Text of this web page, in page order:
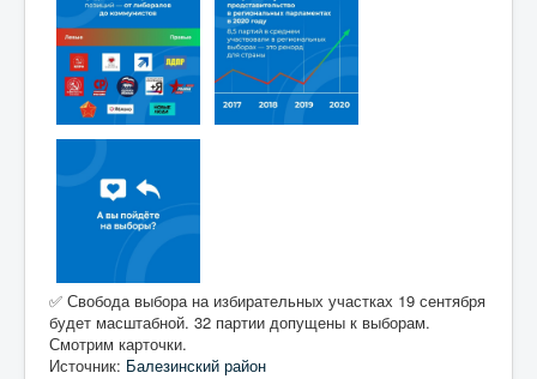
✅ Свобода выбора на избирательных участках 19 сентября
будет масштабной. 32 партии допущены к выборам.
Смотрим карточки.
Источник: Балезинский район